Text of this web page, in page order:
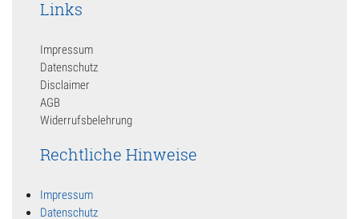
Links
Impressum
Datenschutz
Disclaimer
AGB
Widerrufsbelehrung
Rechtliche Hinweise
Impressum
Datenschutz